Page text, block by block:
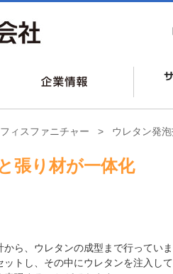
ィスファニチャー > ウレタン発
張り材が一体化
ら、ウレタンの成型まで行ってい
トし、その中にウレタンを注入し